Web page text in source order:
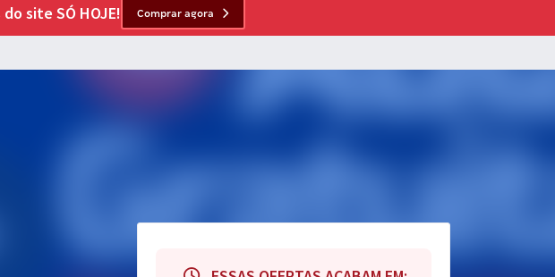
site SÓ HOJE! Comprar agora